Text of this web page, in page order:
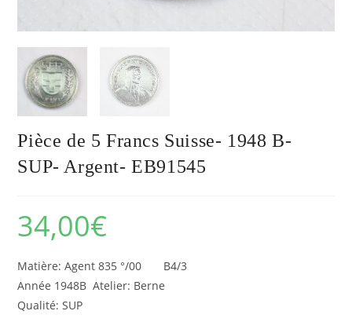
Pièce de 5 Francs Suisse- 1948 B-
SUP- Argent- EB91545
34,00€
Matière: Agent 835 °/00 B4/3
Année 1948B Atelier: Berne
Qualité: SUP